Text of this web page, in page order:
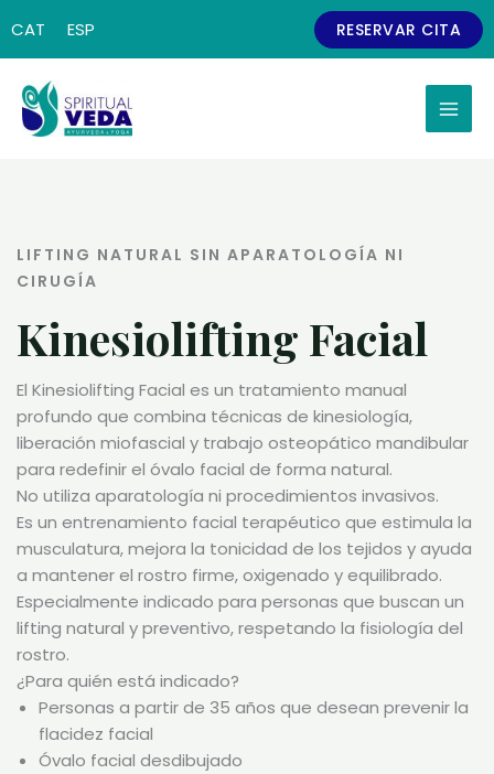
al
contenido
CAT ESP RESERVAR CITA
LIFTING NATURAL SIN APARATOLOGÍA NI
CIRUGÍA
Kinesiolifting Facial
El Kinesiolifting Facial es un tratamiento manual
profundo que combina técnicas de kinesiología,
liberación miofascial y trabajo osteopático mandibular
para redefinir el óvalo facial de forma natural.
No utiliza aparatología ni procedimientos invasivos.
Es un entrenamiento facial terapéutico que estimula la
musculatura, mejora la tonicidad de los tejidos y ayuda
a mantener el rostro firme, oxigenado y equilibrado.
Especialmente indicado para personas que buscan un
lifting natural y preventivo, respetando la fisiología del
rostro.
¿Para quién está indicado?
Personas a partir de 35 años que desean prevenir la
flacidez facial
Óvalo facial desdibujado